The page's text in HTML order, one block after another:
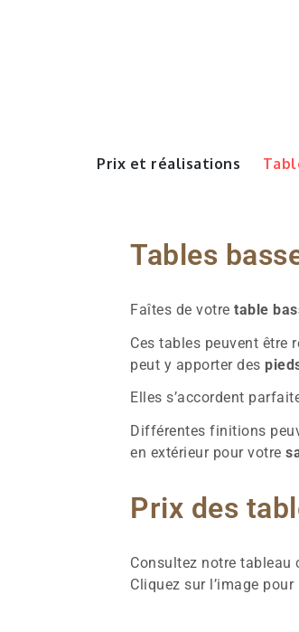
Prix et réalisations
Tables
Faîtes de votretable
Ces tables peuvent être
peut y apporter des
Elles s’accordent
Différentes finitions
en extérieur pour votre
Prix des
Consultez notre tableau
Cliquez sur l’image pour